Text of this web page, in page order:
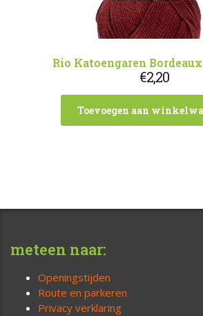
Rio Katoengaren
€2,20
Toevoegen aan
meteen naar:
Openingstijden
Route en parkeren
Privacy verklaring